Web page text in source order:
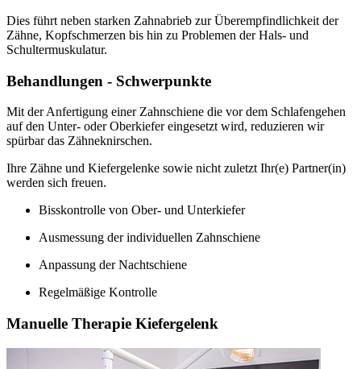
Dies führt neben starken Zahnabrieb zur Überempfindlichkeit der
Zähne, Kopfschmerzen bis hin zu Problemen der Hals- und
Schultermuskulatur.
Behandlungen - Schwerpunkte
Mit der Anfertigung einer Zahnschiene die vor dem Schlafengehen
auf den Unter- oder Oberkiefer eingesetzt wird, reduzieren wir
spürbar das Zähneknirschen.
Ihre Zähne und Kiefergelenke sowie nicht zuletzt Ihr(e) Partner(in)
werden sich freuen.
Bisskontrolle von Ober- und Unterkiefer
Ausmessung der individuellen Zahnschiene
Anpassung der Nachtschiene
Regelmäßige Kontrolle
Manuelle Therapie Kiefergelenk